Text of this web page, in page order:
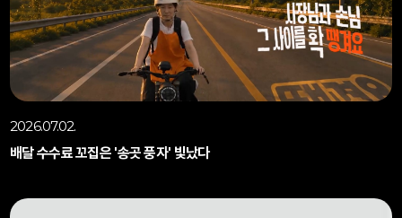
2026.07.02.
배달 수수료 꼬집은 '송곳 풍자' 빛났다